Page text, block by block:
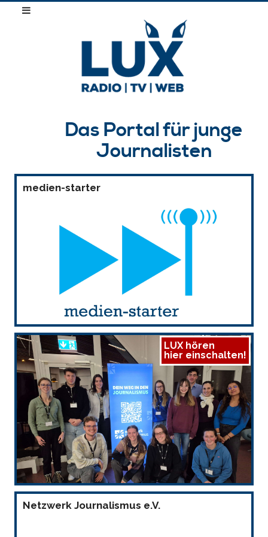
Das Portal für junge
Journalisten
medien-starter
LUX hören
hier einschalten!
Netzwerk Journalismus e.V.